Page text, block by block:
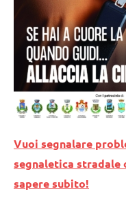
Vuoi segnalare
segnaletica stradale
sapere subito!